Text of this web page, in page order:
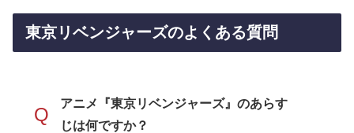
東京リベンジャーズのよくある質問
Q
アニメ『東京リベンジャーズ』のあらす
じは何ですか？